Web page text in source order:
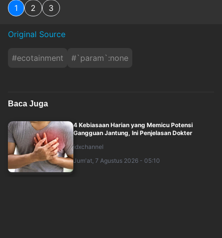
1 2 3
Original Source
#ecotainment #`param`:none
Baca Juga
4 Kebiasaan Harian yang Memicu Potensi
Gangguan Jantung, Ini Penjelasan Dokter
idxchannel
Jum'at, 7 Agustus 2026 - 05:10